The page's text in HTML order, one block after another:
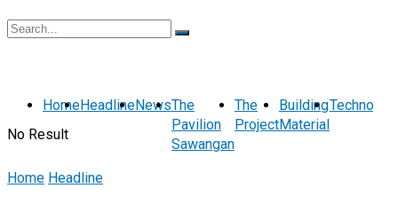
No Result
HomeHeadlineNewsThe
Pavilion
Sawangan
The
Project
Building
Material
Home Headline